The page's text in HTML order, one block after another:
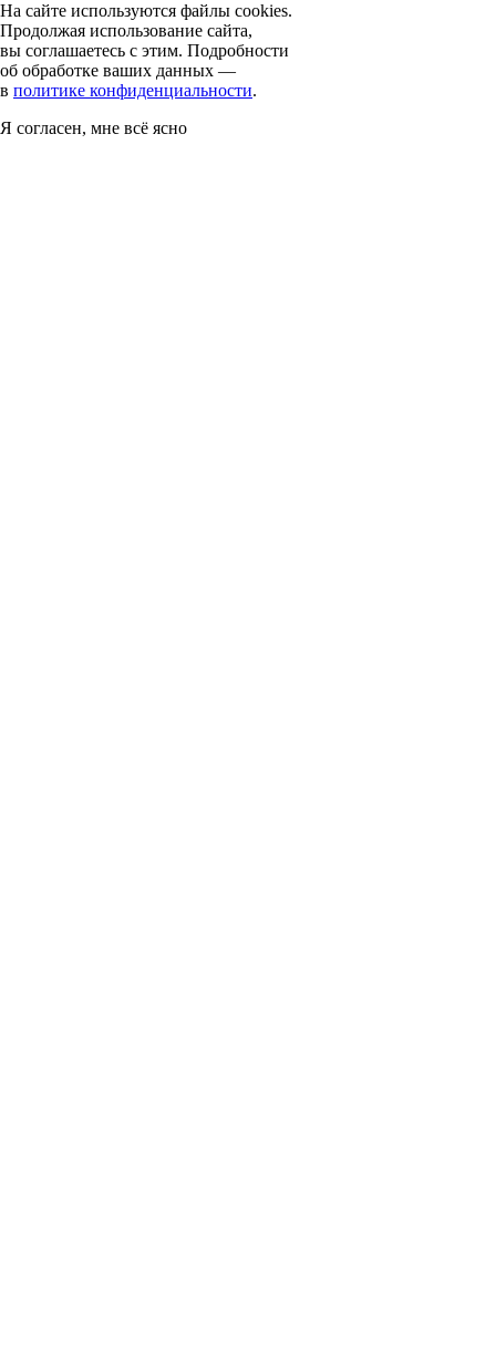
На сайте используются файлы cookies.
Продолжая использование сайта,
вы соглашаетесь с этим. Подробности
об обработке ваших данных —
в политике конфиденциальности.
Я согласен, мне всё ясно